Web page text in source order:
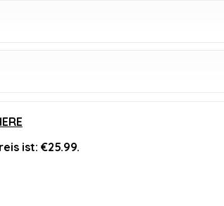
ist: €25.99.